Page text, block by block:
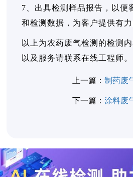
7、出具检测样品报告，以便
和检测数据，为客户提供有力
以上为农药废气检测的检测
以及服务请联系在线工程师。
上一篇： 制药废
下一篇： 涂料废